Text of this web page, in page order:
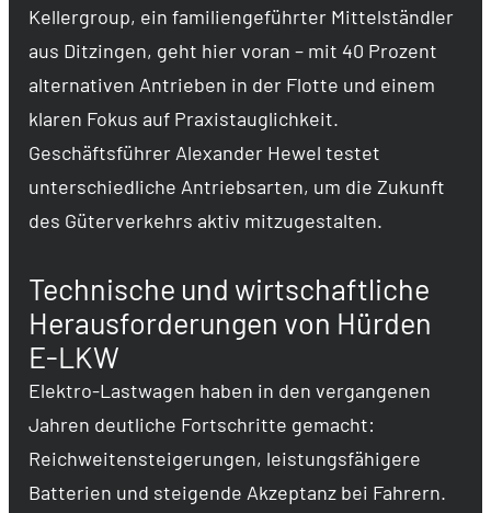
Kellergroup, ein familiengeführter Mittelständler
aus Ditzingen, geht hier voran – mit 40 Prozent
alternativen Antrieben in der Flotte und einem
klaren Fokus auf Praxistauglichkeit.
Geschäftsführer Alexander Hewel testet
unterschiedliche Antriebsarten, um die Zukunft
des Güterverkehrs aktiv mitzugestalten.
Technische und wirtschaftliche
Herausforderungen von Hürden
E-LKW
Elektro-Lastwagen haben in den vergangenen
Jahren deutliche Fortschritte gemacht:
Reichweitensteigerungen, leistungsfähigere
Batterien und steigende Akzeptanz bei Fahrern.